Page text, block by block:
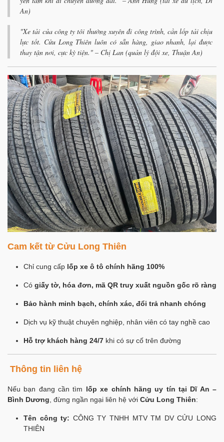
An)
"Xe tải của công ty tôi thường xuyên đi công trình, cần lốp tải chịu
lực tốt. Cửu Long Thiên luôn có sẵn hàng, giao nhanh, lại được
thay tận nơi, cực kỳ tiện." – Chị Lan (quản lý đội xe, Thuận An)
Cam kết từ Cửu Long Thiên
Chỉ cung cấp lốp xe ô tô chính hãng 100%
Có giấy tờ, hóa đơn, mã QR truy xuất nguồn gốc rõ ràng
Bảo hành minh bạch, chính xác, đổi trả nhanh chóng
Dịch vụ kỹ thuật chuyên nghiệp, nhân viên có tay nghề cao
Hỗ trợ khách hàng 24/7 khi có sự cố trên đường
Thông tin liên hệ
Nếu bạn đang cần tìm lốp xe chính hãng uy tín tại Dĩ An –
Bình Dương , đừng ngần ngại liên hệ với Cửu Long Thiên:
Tên công ty: CÔNG TY TNHH MTV TM DV CỬU LONG
THIÊN